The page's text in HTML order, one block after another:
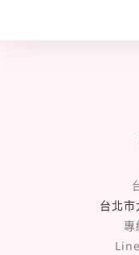
台北
專